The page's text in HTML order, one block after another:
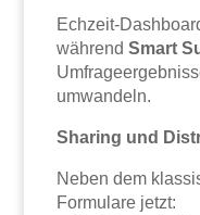
Echzeit-
währendSmart
umwandeln.
Sharing und
Neben dem
Formulare jetzt: